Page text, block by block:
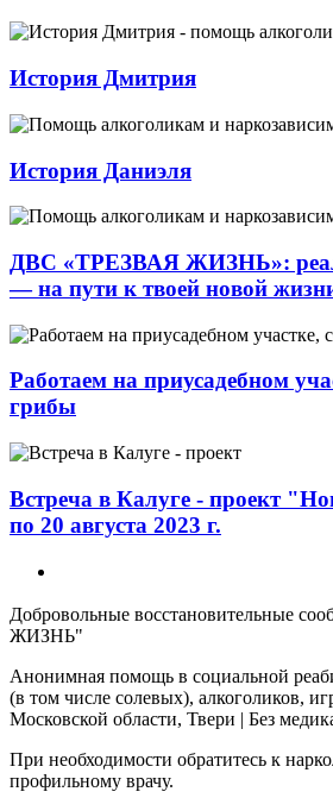
История Дмитрия
История Даниэля
ДВС «ТРЕЗВАЯ ЖИЗНЬ»:
— на пути к твоей новой
Работаем на приусадебном
грибы
Встреча в Калуге - проект
по 20 августа 2023 г.
Добровольные восстановительные
ЖИЗНЬ"
Анонимная помощь в социальной
(в том числе солевых), алкоголиков,
Московской области, Твери | Без
При необходимости обратитесь к
профильному врачу.